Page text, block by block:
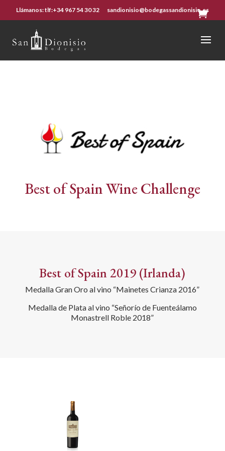
Llámanos: tlf:+34 967 54 30 32 sandionisio@bodegassandionisio.es
Best of Spain Wine Challenge
Best of Spain 2019 (Irlanda)
Medalla Gran Oro al vino “Mainetes Crianza 2016”
Medalla de Plata al vino “Señorío de Fuenteálamo
Monastrell Roble 2018”